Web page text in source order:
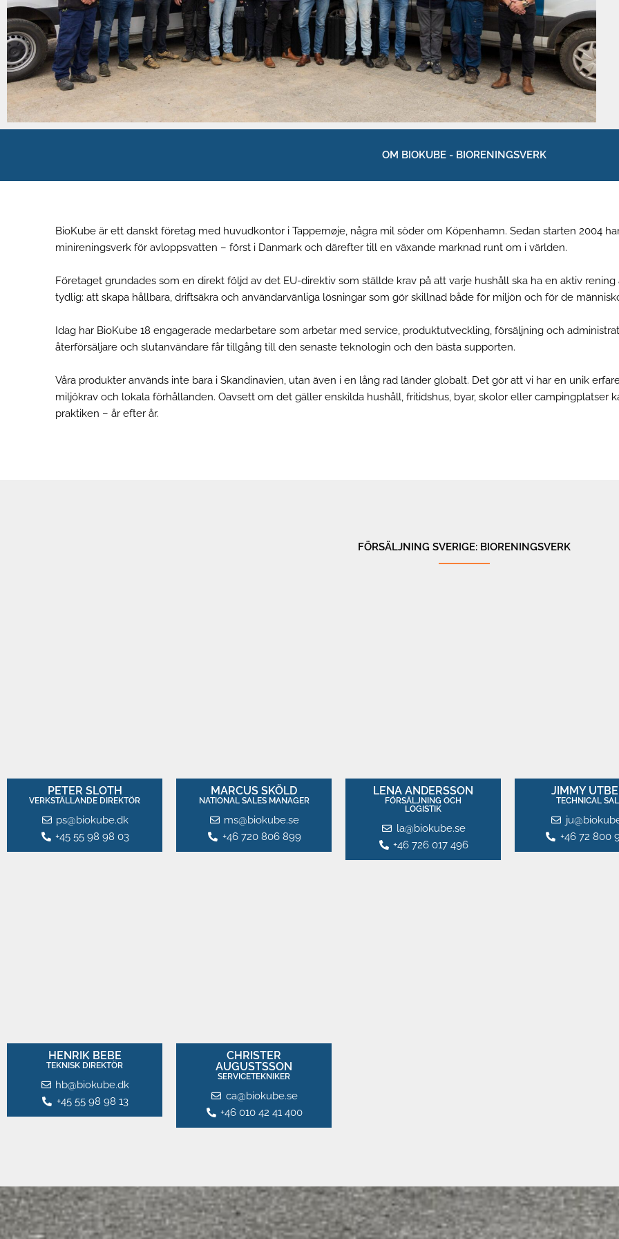
OM BIOKUBE - BIORENINGSVERK
BioKube är ett danskt företag med huvudkontor i Tappernøje, några mil söder om Köpenhamn. Sedan starten 2004
minireningsverk för avloppsvatten – först i Danmark och därefter till en växande marknad runt om i världen.
Företaget grundades som en direkt följd av det EU-direktiv som ställde krav på att varje hushåll ska ha en aktiv
tydlig: att skapa hållbara, driftsäkra och användarvänliga lösningar som gör skillnad både för miljön och för de
Idag har BioKube 18 engagerade medarbetare som arbetar med service, produktutveckling, försäljning och
återförsäljare och slutanvändare får tillgång till den senaste teknologin och den bästa supporten.
Våra produkter används inte bara i Skandinavien, utan även i en lång rad länder globalt. Det gör att vi har en unik
miljökrav och lokala förhållanden. Oavsett om det gäller enskilda hushåll, fritidshus, byar, skolor eller campingplatser
praktiken – år efter år.
FÖRSÄLJNING SVERIGE: BIORENINGSVERK
PETER SLOTH
VERKSTÄLLANDE DIREKTÖR
ps@biokube.dk
+45 55 98 98 03
MARCUS SKÖLD​
NATIONAL SALES MANAGER​
ms@biokube.se
+46 720 806 899
LENA ANDERSSON
FÖRSÄLJNING OCH
LOGISTIK
la@biokube.se
+46 726 017 496
JIMMY
TECHNICAL
+46 72 800
HENRIK BEBE
TEKNISK DIREKTÖR
hb@biokube.dk
+45 55 98 98 13
CHRISTER
AUGUSTSSON
SERVICETEKNIKER
ca@biokube.se
+46 010 42 41 400